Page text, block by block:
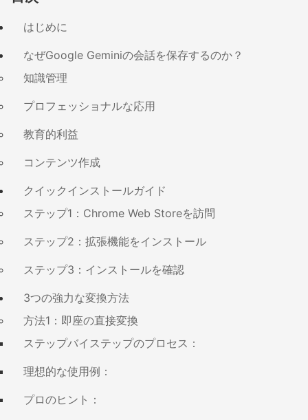
はじめに
なぜGoogle Geminiの会話を保存するのか？
知識管理
プロフェッショナルな応用
教育的利益
コンテンツ作成
クイックインストールガイド
ステップ1：Chrome Web Storeを訪問
ステップ2：拡張機能をインストール
ステップ3：インストールを確認
3つの強力な変換方法
方法1：即座の直接変換
ステップバイステップのプロセス：
理想的な使用例：
プロのヒント：